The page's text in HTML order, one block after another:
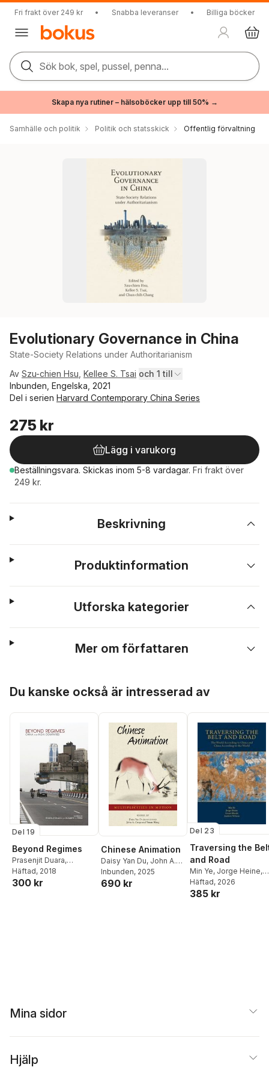
Fri frakt över 249 kr • Snabba leveranser • Billiga böcker
Sök bok, spel, pussel, penna...
Skapa nya rutiner – hälsoböcker upp till 50% →
Samhälle och politik Politik och statsskick Offentlig förvaltning
Evolutionary Governance in China
State-Society Relations under Authoritarianism
Av Szu-chien Hsu Kellee S. Tsai och 1 till
Inbunden, Engelska, 2021
Del i serien Harvard Contemporary China Series
275 kr
Lägg i varukorg
Beställningsvara. Skickas inom 5-8 vardagar. Fri frakt över
249 kr.
Beskrivning
Produktinformation
Utforska kategorier
Mer om författaren
Du kanske också är intresserad av
Del 19
Beyond Regimes
Prasenjit Duara,
Elizabeth J. Perry
Häftad, 2018
300 kr
Chinese Animation
Daisy Yan Du, John A.
Crespi,Yiman Wang
Inbunden, 2025
690 kr
Del 23
Traversing the
and Road
Min Ye, Jorge Heine,
Grant Rhode,
Roger Wilson
Häftad, 2026
385 kr
Mina sidor
Hjälp